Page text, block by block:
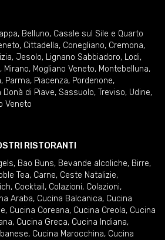
, Belluno, Casale sul Sile e Quarto
, Cittadella, Conegliano, Cremona,
, Jesolo, Lignano Sabbiadoro, Lodi,
, Mirano, Mogliano Veneto, Montebelluna,
, Parma, Piacenza, Pordenone,
Donà di Piave, Sassuolo, Treviso, Udine,
Veneto
RISTORANTI
, Bao Buns, Bevande alcoliche, Birre,
Tea, Carne, Ceste Natalizie,
, Cocktail , Colazioni, Colazioni,
Araba, Cucina Balcanica, Cucina
, Cucina Coreana, Cucina Creola, Cucina
, Cucina Greca, Cucina Indiana,
, Cucina Marocchina, Cucina